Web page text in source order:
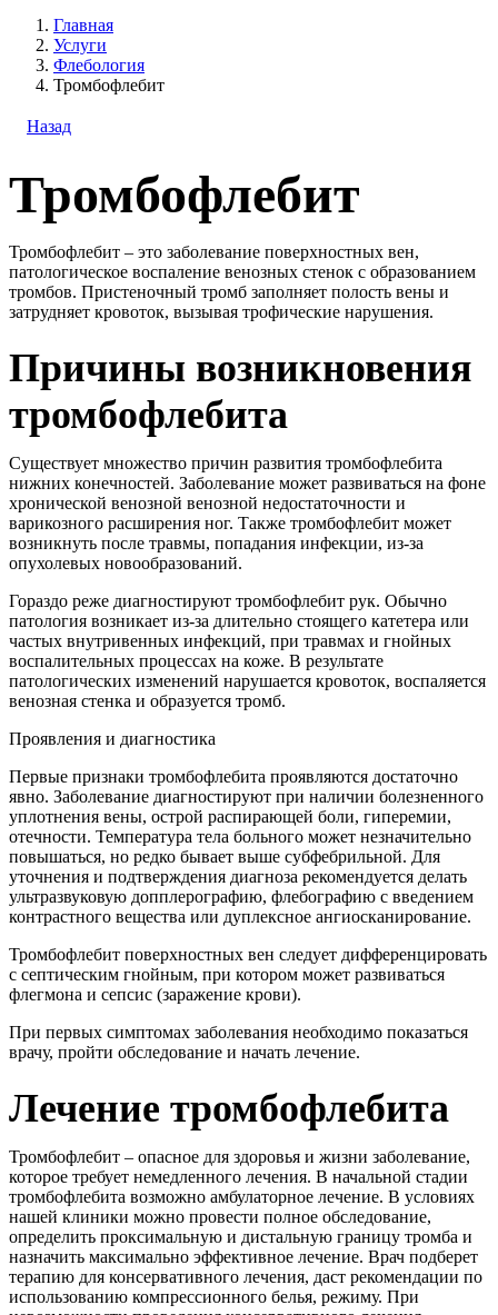
Главная
Услуги
Флебология
Тромбофлебит
Назад
Тромбофлебит
Тромбофлебит – это заболевание поверхностных вен,
патологическое воспаление венозных стенок с образованием
тромбов. Пристеночный тромб заполняет полость вены и
затрудняет кровоток, вызывая трофические нарушения.
Причины возникновения
тромбофлебита
Существует множество причин развития тромбофлебита
нижних конечностей. Заболевание может развиваться на фоне
хронической венозной венозной недостаточности и
варикозного расширения ног. Также тромбофлебит может
возникнуть после травмы, попадания инфекции, из-за
опухолевых новообразований.
Гораздо реже диагностируют тромбофлебит рук. Обычно
патология возникает из-за длительно стоящего катетера или
частых внутривенных инфекций, при травмах и гнойных
воспалительных процессах на коже. В результате
патологических изменений нарушается кровоток, воспаляется
венозная стенка и образуется тромб.
Проявления и диагностика
Первые признаки тромбофлебита проявляются достаточно
явно. Заболевание диагностируют при наличии болезненного
уплотнения вены, острой распирающей боли, гиперемии,
отечности. Температура тела больного может незначительно
повышаться, но редко бывает выше субфебрильной. Для
уточнения и подтверждения диагноза рекомендуется делать
ультразвуковую допплерографию, флебографию с введением
контрастного вещества или дуплексное ангиосканирование.
Тромбофлебит поверхностных вен следует дифференцировать
с септическим гнойным, при котором может развиваться
флегмона и сепсис (заражение крови).
При первых симптомах заболевания необходимо показаться
врачу, пройти обследование и начать лечение.
Лечение тромбофлебита
Тромбофлебит – опасное для здоровья и жизни заболевание,
которое требует немедленного лечения. В начальной стадии
тромбофлебита возможно амбулаторное лечение. В условиях
нашей клиники можно провести полное обследование,
определить проксимальную и дистальную границу тромба и
назначить максимально эффективное лечение. Врач подберет
терапию для консервативного лечения, даст рекомендации по
использованию компрессионного белья, режиму. При